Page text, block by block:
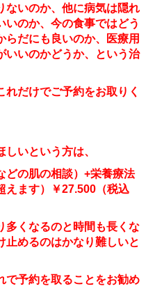
ないのか、他に病気は隠れ
いのか、今の食事ではどう
らだにも良いのか、医療用
いいのかどうか、という治
だけでご予約をお取りく
いという方は、
どの肌の相談）+栄養療法
えます）￥27.500（税込
多くなるのと時間も長くな
止めるのはかなり難しいと
で予約を取ることをお勧め